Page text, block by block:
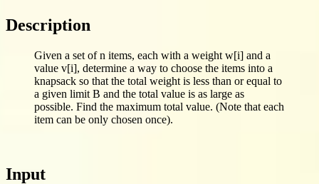
Description
Given a set of n items, each with a weight w[i] and a
value v[i], determine a way to choose the items into a
knapsack so that the total weight is less than or equal to
a given limit B and the total value is as large as
possible. Find the maximum total value. (Note that each
item can be only chosen once).
Input